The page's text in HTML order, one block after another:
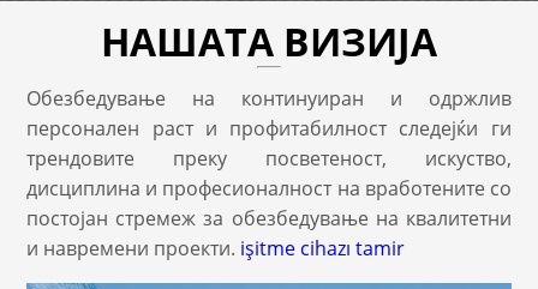
НАШАТА ВИЗИЈА
Обезбедување на континуиран и одржлив
персонален раст и профитабилност следејќи ги
трендовите преку посветеност, искуство,
дисциплина и професионалност на вработените со
постојан стремеж за обезбедување на квалитетни
и навремени проекти. işitme cihazı tamir